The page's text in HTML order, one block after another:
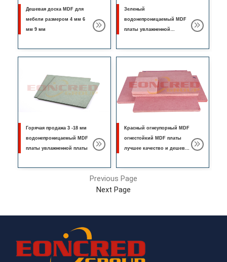
Дешевая доска MDF для
мебели размером 4 мм 6
мм 9 мм
Зеленый
водонепроницаемый MDF
платы увлажненной
Горячая продажа 3 -18 мм
водонепроницаемый MDF
платы увлажненной платы
Красный огнеупорный MDF
огнестойкий MDF платы
лучшее качество и дешевая
Previous Page
Next Page